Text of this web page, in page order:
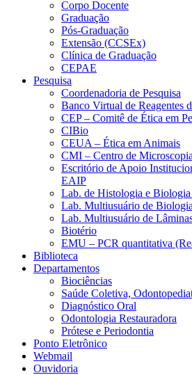
Corpo Docente
Graduação
Pós-Graduação
Extensão (CCSEx)
Clínica de Graduação
CEPAE
Pesquisa
Coordenadoria de Pesquisa
Banco Virtual de Reagentes
CEP – Comitê de Ética em
CIBio
CEUA – Ética em Animais
CMI – Centro de
Escritório de Apoio
EAIP
Lab. de Histologia e
Lab. Multiusuário de
Lab. Multiusuário de
Biotério
EMU – PCR quantitativa
Biblioteca
Departamentos
Biociências
Saúde Coletiva,
Diagnóstico Oral
Odontologia Restauradora
Prótese e Periodontia
Ponto Eletrônico
Webmail
Ouvidoria